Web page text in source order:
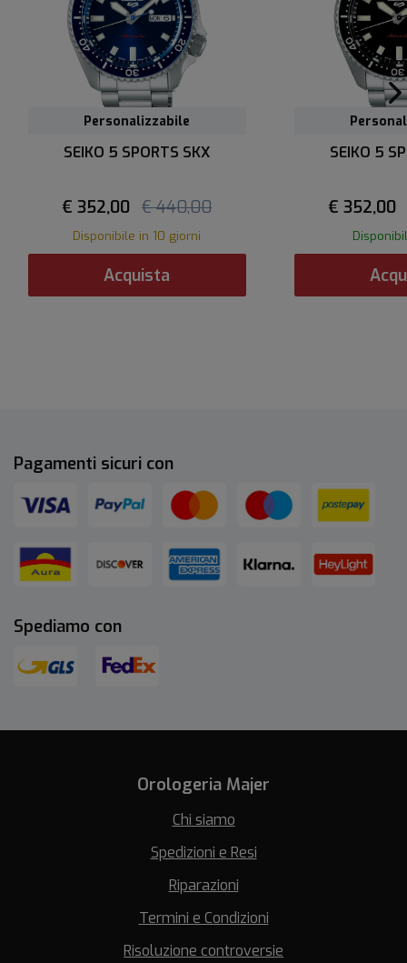
Personalizzabile
SEIKO 5 SPORTS SKX
€ 352,00 € 440,00
Disponibile in 10 giorni
Acquista
SEIKO 5
€ 352,00
Pagamenti sicuri con
Spediamo con
Orologeria Majer
Chi siamo
Spedizioni e Resi
Riparazioni
Termini e Condizioni
Risoluzione controversie